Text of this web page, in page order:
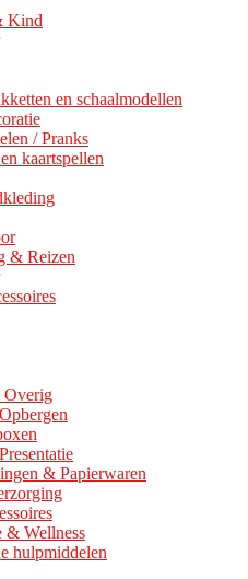
Kind
en schaalmodellen
/ Pranks
kaartspellen
& Reizen
Overig
& Papierwaren
& Wellness
hulpmiddelen